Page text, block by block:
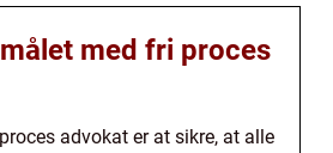
med fri proces
advokat er at sikre, at alle